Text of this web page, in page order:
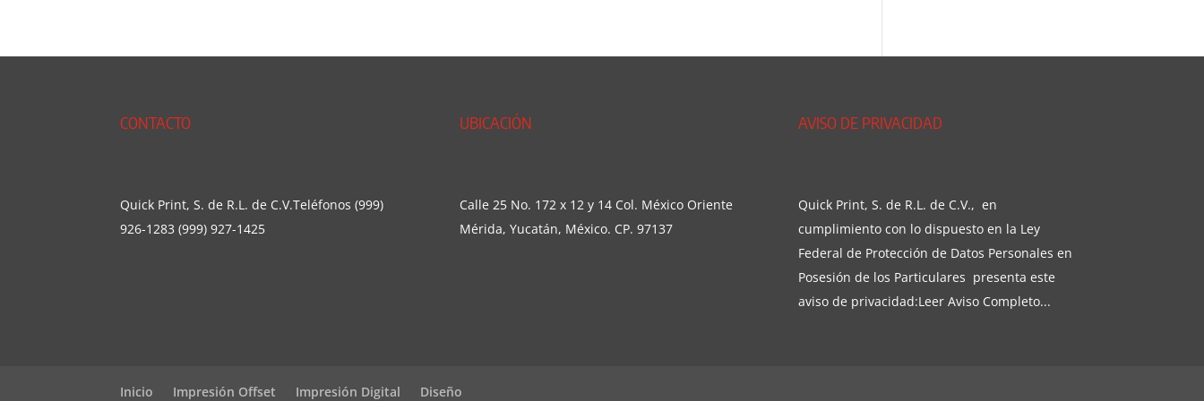
CONTACTO
Quick Print, S. de R.L. de C.V.Teléfonos (999)
926-1283 (999) 927-1425
UBICACIÓN
Calle 25 No. 172 x 12 y 14 Col. México Oriente
Mérida, Yucatán, México. CP. 97137
AVISO DE PRIVACIDAD
Quick Print, S. de R.L. de C.V., en
cumplimiento con lo dispuesto en la Ley
Federal de Protección de Datos Personales en
Posesión de los Particulares presenta este
aviso de privacidad:Leer Aviso Completo...
Inicio Impresión Offset Impresión Digital Diseño